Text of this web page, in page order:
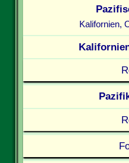
Kalifornien,